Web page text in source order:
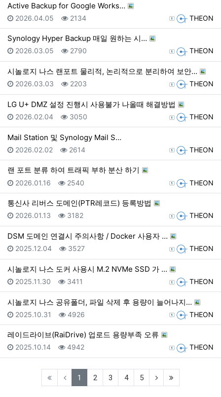
Active Backup for Google Works…
등록자 THEON
등록일
2026.04.05 조회
2134
Synology Hyper Backup 매일 원하는 시…
등록자 THEON
등록일
2026.03.05 조회
2790
시놀로지 나스 랜포트 물리적, 논리적으로 분리하여 보안…
등록자 THEON
등록일
2026.03.03 조회
2203
LG U+ DMZ 설정 진행시 사용불가 나올때 해결방법
등록자 THEON
등록일
2026.02.04 조회
3050
Mail Station 및 Synology Mail S…
등록자 THEON
등록일
2026.02.02 조회
2614
랜 포트 분류 하여 트래픽 부하 분산 하기
등록자 THEON
등록일
2026.01.16 조회
2540
통신사 리버스 도메인(PTR레코드) 등록방법
등록자 THEON
등록일
2026.01.13 조회
3182
DSM 도메인 연결시 주의사항 / Docker 사용자 …
등록자 THEON
등록일
2025.12.04 조회
3527
시놀로지 나스 도커 사용시 M.2 NVMe SSD 가 …
등록자 THEON
등록일
2025.11.30 조회
3411
시놀로지 나스 공유폴더, 파일 삭제 후 용량이 늘어나지…
등록자 THEON
등록일
2025.10.31 조회
4926
레이드라이브(RaiDrive) 업로드 용량부족 오류
등록자 THEON
등록일
2025.10.14 조회
4942
1 (current)
2 3 4 5 (next)